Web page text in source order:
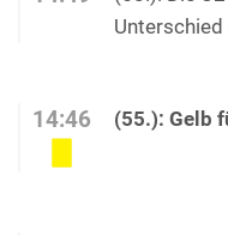
14:46 (55.): Gelb